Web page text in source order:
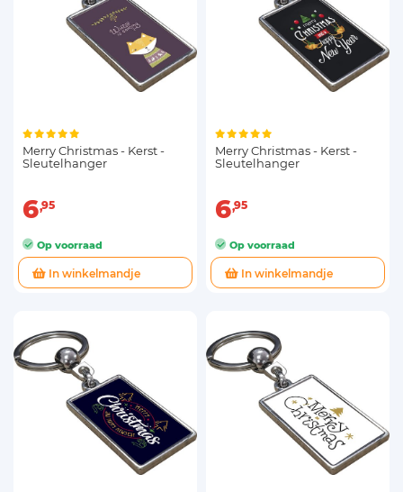
Merry Christmas - Kerst -
Sleutelhanger
6 95
Op voorraad
In winkelmandje
Merry Christmas - Kerst -
Sleutelhanger
6 95
Op voorraad
In winkelmandje